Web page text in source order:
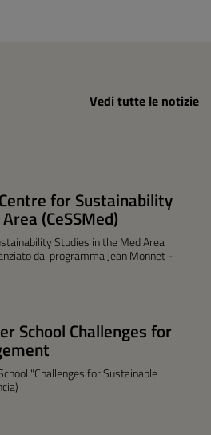
Vedi tutte le notizie
for Sustainability
(CeSSMed)
Studies in the Med Area
dal programma Jean Monnet -
School Challenges for
"Challenges for Sustainable